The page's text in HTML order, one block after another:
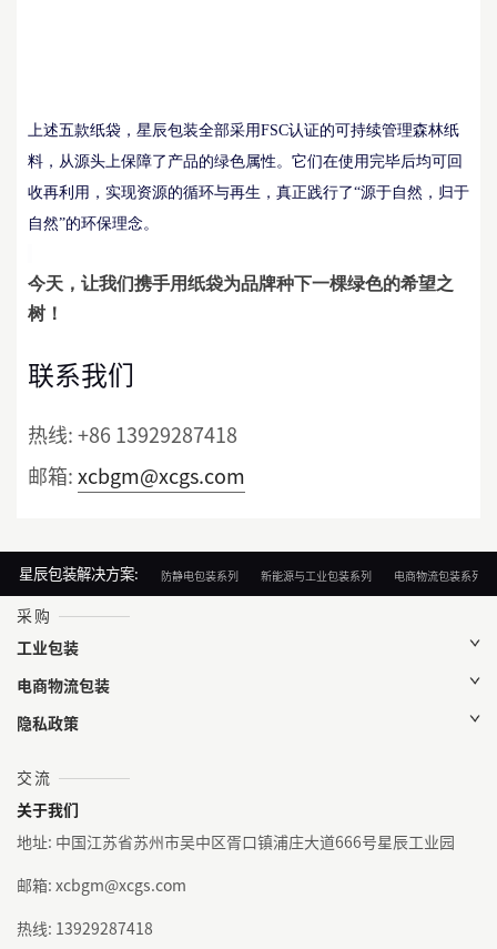
上述五款纸袋，星辰包装全部采用FSC认证的可持续管理森林纸
料，从源头上保障了产品的绿色属性。它们在使用完毕后均可回
收再利用，实现资源的循环与再生，真正践行了“源于自然，归于
自然”的环保理念。
今天， 让我们携手用纸袋为品牌种下一棵绿色的希望之
树！
联系我们
热线:+86 13929287418
邮箱:xcbgm@xcgs.com
星辰包装解决方案: 防静电包装系列 新能源与工业包装系列 电商物流包装系列
采购
工业包装
电商物流包装
隐私政策
交流
关于我们
地址: 中国江苏省苏州市吴中区胥口镇浦庄大道666号星辰工业园
邮箱: xcbgm@xcgs.com
热线: 13929287418